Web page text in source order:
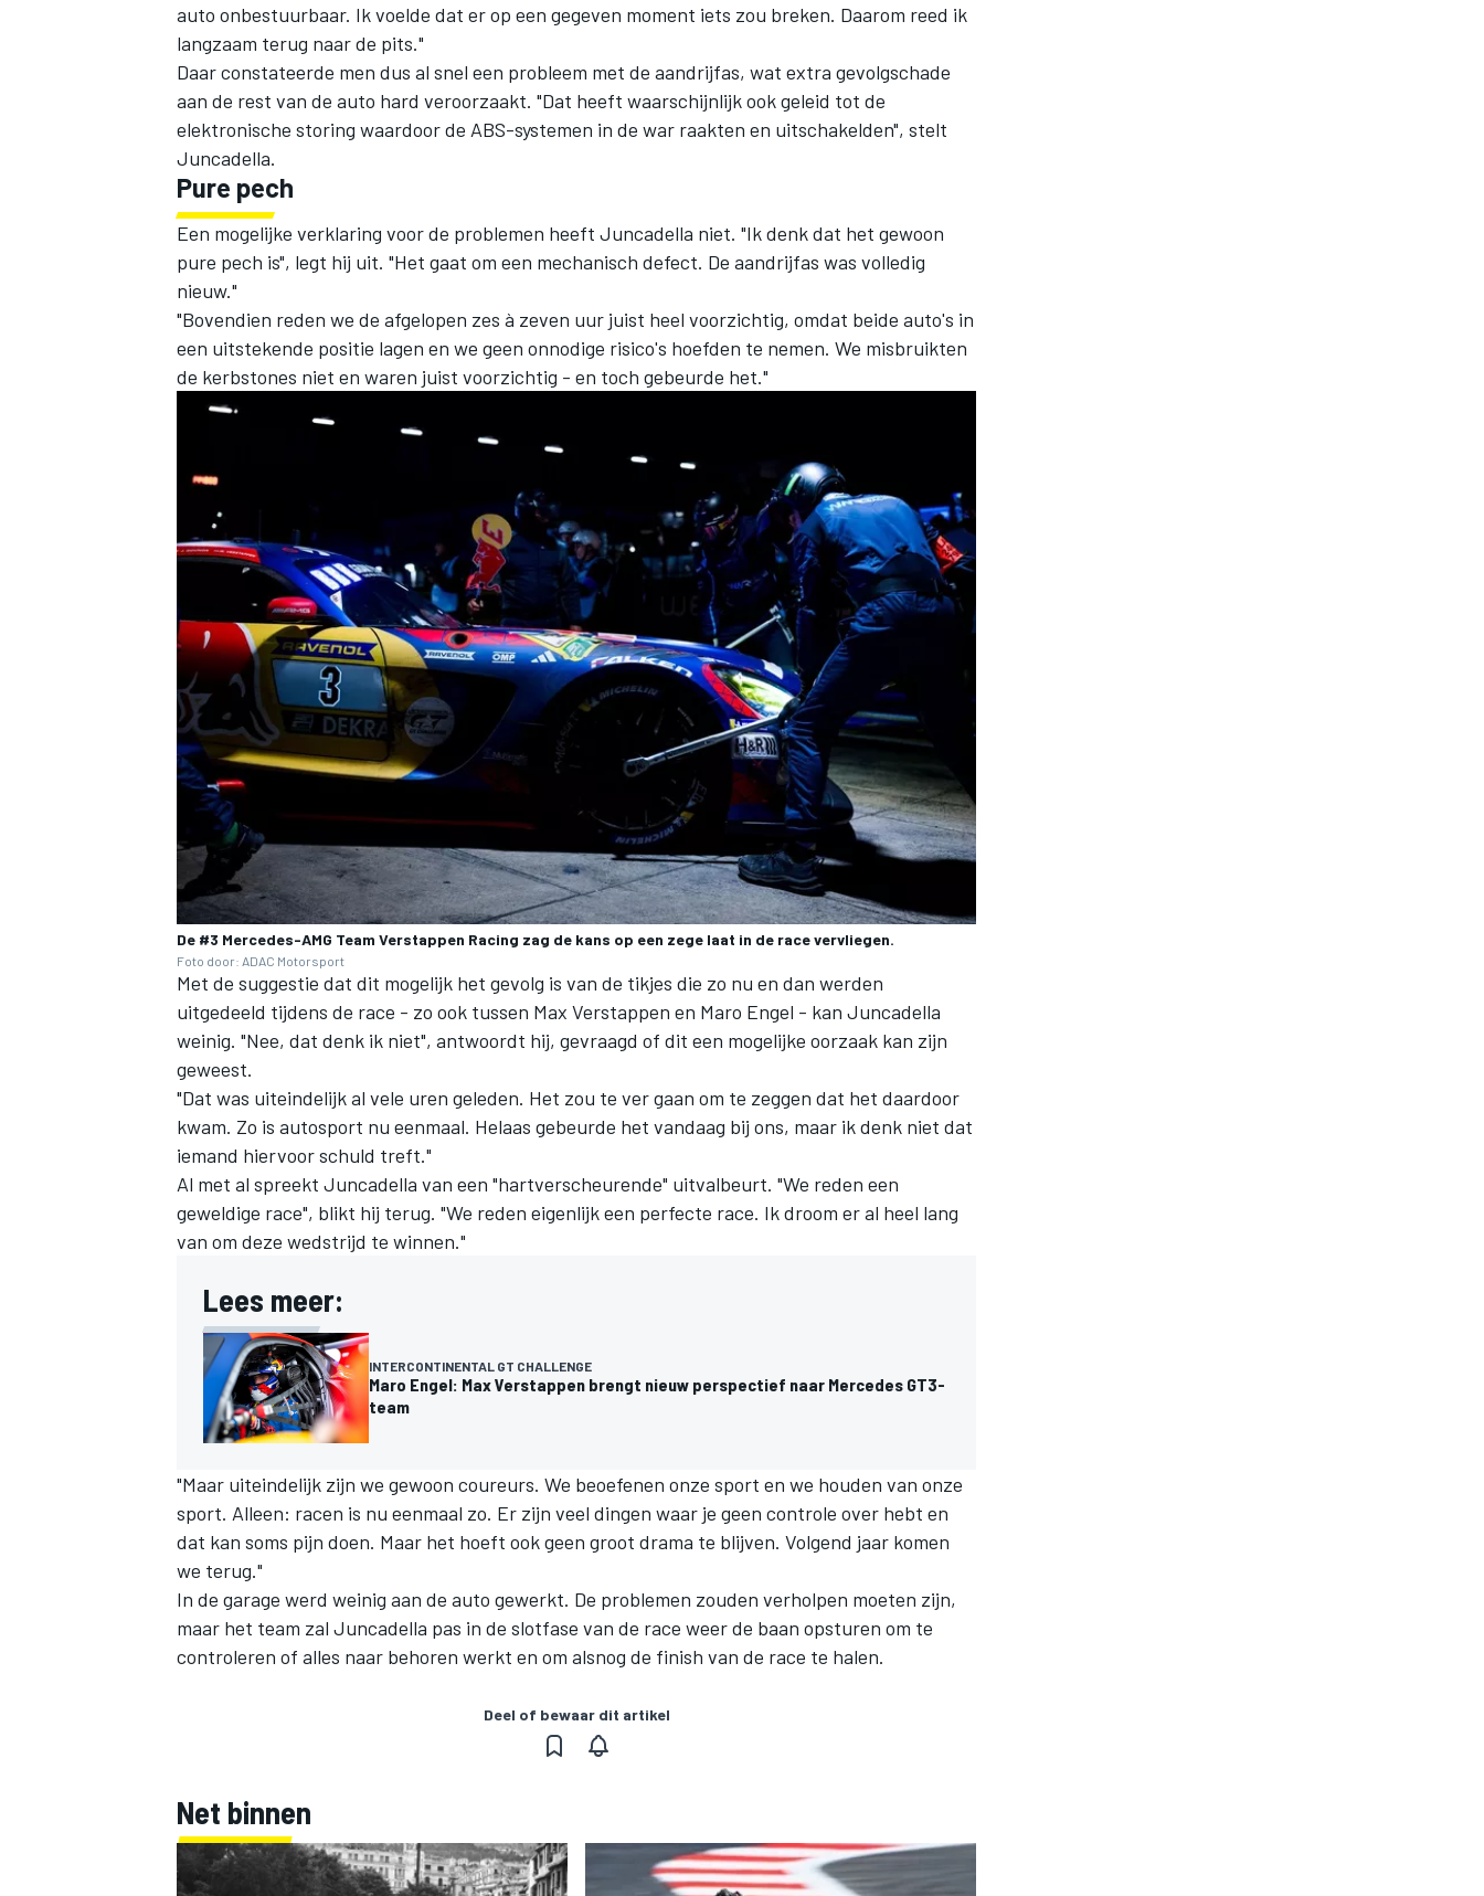
MEER RACEKLASSEN
auto onbestuurbaar. Ik voelde dat er op een gegeven moment iets zou breken. Daarom reed ik
langzaam terug naar de pits."
Daar constateerde men dus al snel een probleem met de aandrijfas, wat extra gevolgschade
aan de rest van de auto hard veroorzaakt. "Dat heeft waarschijnlijk ook geleid tot de
elektronische storing waardoor de ABS-systemen in de war raakten en uitschakelden", stelt
Juncadella.
Pure pech
Een mogelijke verklaring voor de problemen heeft Juncadella niet. "Ik denk dat het gewoon
pure pech is", legt hij uit. "Het gaat om een mechanisch defect. De aandrijfas was volledig
nieuw."
"Bovendien reden we de afgelopen zes à zeven uur juist heel voorzichtig, omdat beide auto's in
een uitstekende positie lagen en we geen onnodige risico's hoefden te nemen. We misbruikten
de kerbstones niet en waren juist voorzichtig - en toch gebeurde het."
De #3 Mercedes-AMG Team Verstappen Racing zag de kans op een zege laat in de race vervliegen.
Foto door: ADAC Motorsport
Met de suggestie dat dit mogelijk het gevolg is van de tikjes die zo nu en dan werden
uitgedeeld tijdens de race - zo ook tussen Max Verstappen en Maro Engel - kan Juncadella
weinig. "Nee, dat denk ik niet", antwoordt hij, gevraagd of dit een mogelijke oorzaak kan zijn
geweest.
"Dat was uiteindelijk al vele uren geleden. Het zou te ver gaan om te zeggen dat het daardoor
kwam. Zo is autosport nu eenmaal. Helaas gebeurde het vandaag bij ons, maar ik denk niet dat
iemand hiervoor schuld treft."
Al met al spreekt Juncadella van een "hartverscheurende" uitvalbeurt. "We reden een
geweldige race", blikt hij terug. "We reden eigenlijk een perfecte race. Ik droom er al heel lang
van om deze wedstrijd te winnen."
Lees meer:
INTERCONTINENTAL GT CHALLENGE
Maro Engel: Max Verstappen brengt nieuw perspectief naar Mercedes GT3-
team
"Maar uiteindelijk zijn we gewoon coureurs. We beoefenen onze sport en we houden van onze
sport. Alleen: racen is nu eenmaal zo. Er zijn veel dingen waar je geen controle over hebt en
dat kan soms pijn doen. Maar het hoeft ook geen groot drama te blijven. Volgend jaar komen
we terug."
In de garage werd weinig aan de auto gewerkt. De problemen zouden verholpen moeten zijn,
maar het team zal Juncadella pas in de slotfase van de race weer de baan opsturen om te
controleren of alles naar behoren werkt en om alsnog de finish van de race te halen.
Deel of bewaar dit artikel
Net binnen